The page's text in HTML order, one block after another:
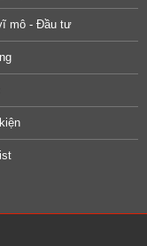
mô - Đầu tư